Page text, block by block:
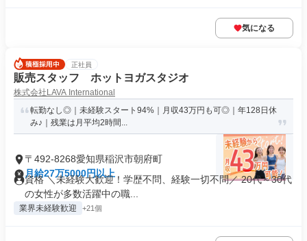
気になる
正社員
販売スタッフ ホットヨガスタジオ
株式会社LAVA International
転勤なし◎｜未経験スタート94%｜月収43万円も可◎｜年128日休
み♪｜残業は月平均2時間...
〒492-8268愛知県稲沢市朝府町
月給27万5000円以上
資格 ＼未経験大歓迎！学歴不問、経験一切不問／ 20代～30代
の女性が多数活躍中の職...
業界未経験歓迎 +21個